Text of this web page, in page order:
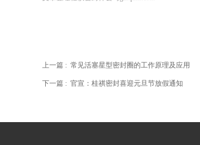
上一篇 : 常见活塞星型密封圈的工作原理及应用
下一篇 : 官宣：桂祺密封喜迎元旦节放假通知